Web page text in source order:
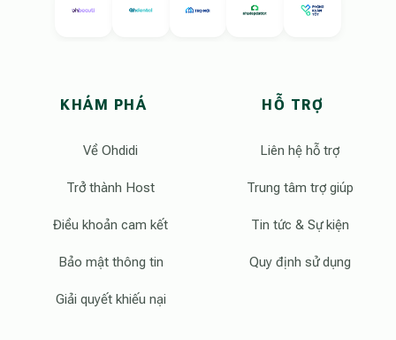
KHÁM PHÁ
Về Ohdidi
Trở thành Host
Điều khoản cam kết
Bảo mật thông tin
Giải quyết khiếu nại
HỖ TRỢ
Liên hệ hỗ trợ
Trung tâm trợ giúp
Tin tức & Sự kiện
Quy định sử dụng